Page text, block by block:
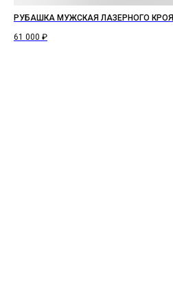
РУБАШКА МУЖСКАЯ ЛАЗЕРНОГО КРОЯ
61 000 ₽